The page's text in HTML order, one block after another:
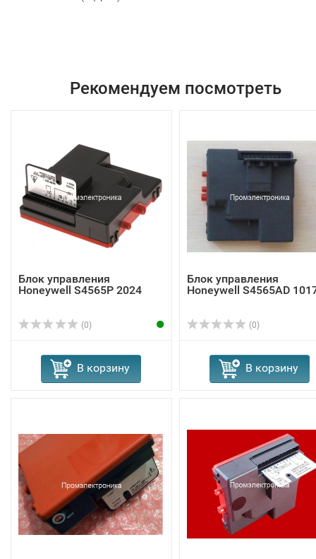
Рекомендуем посмотреть
Блок управления
Honeywell S4565P 2024
(0)
В корзину
Блок управления
Honeywell S4565AD
(0)
В корзину